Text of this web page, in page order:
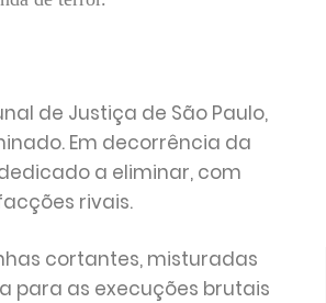
de Justiça de São Paulo,
Em decorrência da
a eliminar, com
rivais.
cortantes, misturadas
para as execuções brutais